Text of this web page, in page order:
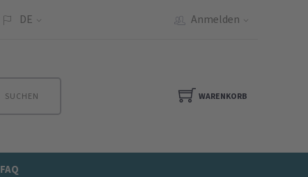
DE Anmelden
SUCHEN WARENKORB
FAQ